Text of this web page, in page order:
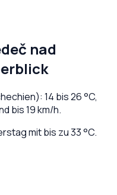
nad
): 14 bis26°C,
bis19km/h.
mit bis zu 33 °C.